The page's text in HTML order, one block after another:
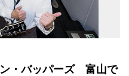
・バッパーズ 富山で